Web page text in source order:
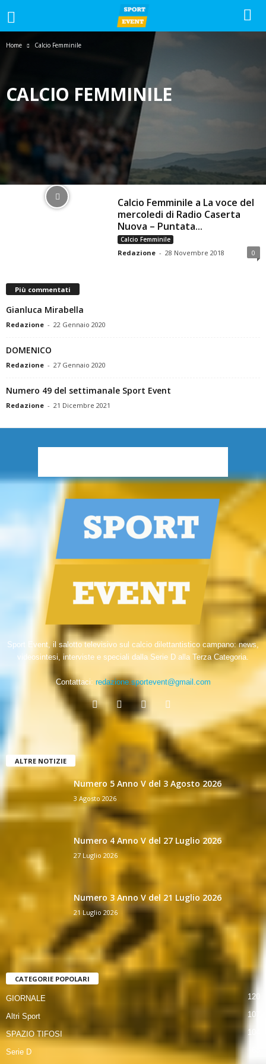
Home Calcio Femminile
CALCIO FEMMINILE
CALCIO FEMMINILE CALCIO GIOVANILE
LA VOCE DEL MERCOLEDI
NEWS
SERIE C
SERIE D SPAZIO TIFOSI
Calcio Femminile a La voce del
mercoledi di Radio Caserta
Nuova – Puntata...
Calcio Femminile
Redazione - 28 Novembre 2018 0
Più commentati
Gianluca Mirabella
Redazione - 22 Gennaio 2020
DOMENICO
Redazione - 27 Gennaio 2020
Numero 49 del settimanale Sport Event
Redazione - 21 Dicembre 2021
Sport Event, il salotto televisivo sul calcio dilettantistico campano: news,
videosintesi, interviste e speciali dalla Serie D alla Terza Categoria.
Contattaci: redazione.sportevent@gmail.com
ALTRE NOTIZIE
Numero 5 Anno V del 3 Agosto 2026
3 Agosto 2026
Numero 4 Anno V del 27 Luglio 2026
27 Luglio 2026
Numero 3 Anno V del 21 Luglio 2026
21 Luglio 2026
CATEGORIE POPOLARI
GIORNALE 120
Altri Sport 107
SPAZIO TIFOSI 104
Serie D